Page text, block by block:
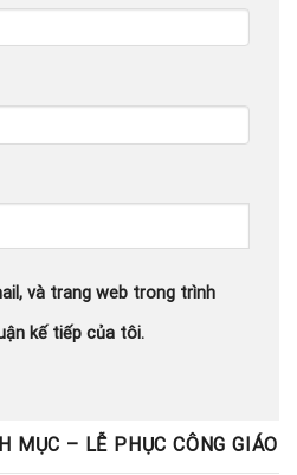
và trang web trong trình
kế tiếp của tôi.
MỤC – LỄ PHỤC CÔNG GIÁO